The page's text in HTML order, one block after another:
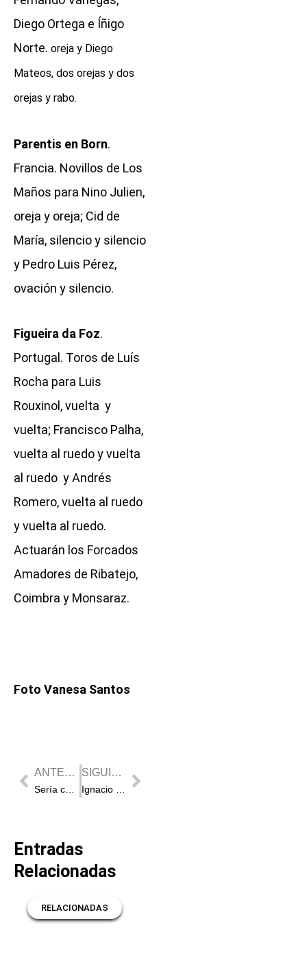
Diego Ortega e Íñigo
Norte. oreja y Diego
Mateos, dos orejas y dos
orejas y rabo.
Parentis en Born.
Francia. Novillos de Los
Maños para Nino Julien,
oreja y oreja; Cid de
María, silencio y silencio
y Pedro Luis Pérez,
ovación y silencio.
Figueira da Foz.
Portugal. Toros de Luís
Rocha para Luis
Rouxinol, vuelta y
vuelta; Francisco Palha,
vuelta al ruedo y vuelta
al ruedo y Andrés
Romero, vuelta al ruedo
y vuelta al ruedo.
Actuarán los Forcados
Amadores de Ribatejo,
Coimbra y Monsaraz.
Foto Vanesa Santos
Prev ANTERIOR SIGUIENTE
Entradas
Relacionadas
RELACIONADAS